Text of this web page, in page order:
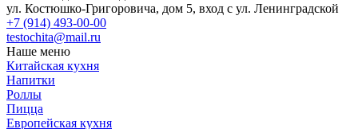
ул. Костюшко-Григоровича, дом 5, вход с ул. Ленинградской
+7 (914) 493-00-00
testochita@mail.ru
Наше меню
Китайская кухня
Напитки
Роллы
Пицца
Европейская кухня